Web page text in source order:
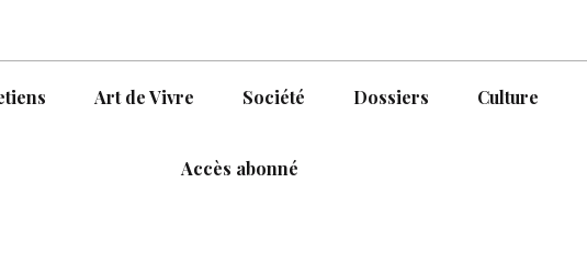
Art de Vivre Société Dossiers Culture
Accès abonné